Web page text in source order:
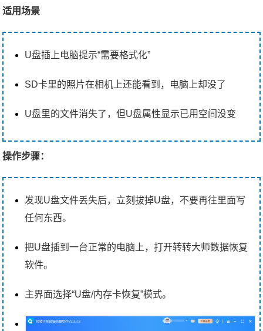
适用场景
U盘插上电脑提示“需要格式化”
SD卡里的照片在相机上还能看到，电脑上却没了
U盘里的文件消失了，但U盘属性显示已用空间没变
操作步骤：
发现U盘文件丢失后，立刻拔掉U盘，不要再往里面写
任何东西。
把U盘插到一台正常的电脑上，打开转转大师数据恢复
软件。
主界面选择“U盘/内存卡恢复”模式。